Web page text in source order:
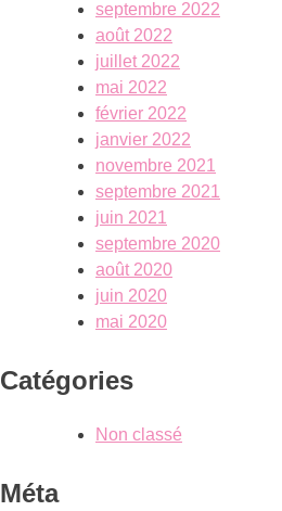
septembre 2022
août 2022
juillet 2022
mai 2022
février 2022
janvier 2022
novembre 2021
septembre 2021
juin 2021
septembre 2020
août 2020
juin 2020
mai 2020
Catégories
Non classé
Méta